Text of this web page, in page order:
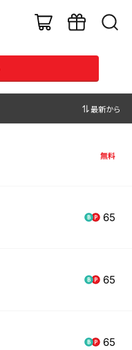
最新から
無料
65
65
65